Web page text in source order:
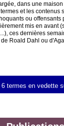
dans une maison
et les contenus
ou offensants
mis en avant
ces dernières
Roald Dahl ou
termes en vedette